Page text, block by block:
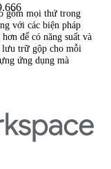
gồm mọi thứ trong
với các biện pháp
để có năng suất và
trữ gộp cho mỗi
ứng dụng mà